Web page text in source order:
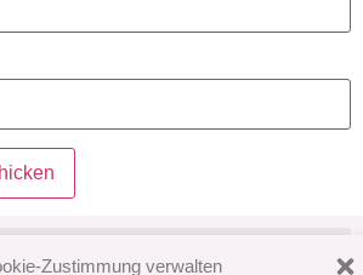
Zustimmung verwalten